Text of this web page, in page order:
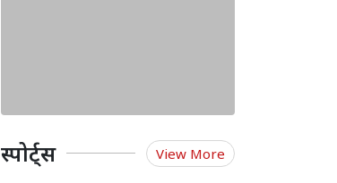
स्पोर्ट्स View More